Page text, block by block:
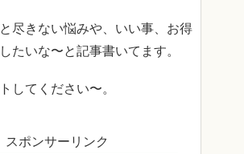
尽きない悩みや、いい事、お得
たいな〜と記事書いてます。
してください〜。
スポンサーリンク